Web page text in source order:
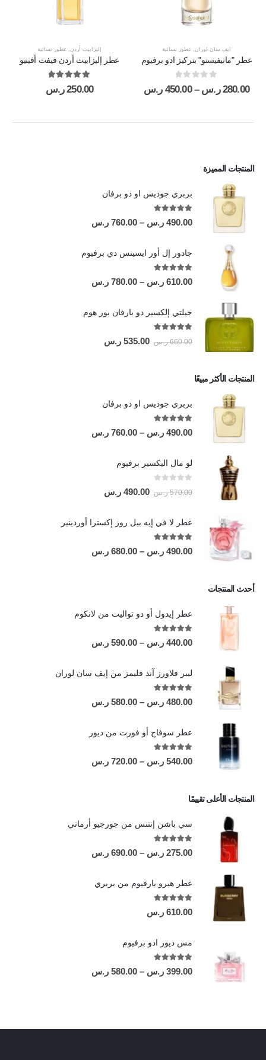
ايف سان لوران, عطور نسائية
عطر "مانيفيستو" بتركيز ادو برفيوم
280.00 ر.س –
450.00 ر.س
إليزابيث أردن, عطور نسائية
عطر إليزابيث أردن فيفث أفينيو
5.00
out of 5
250.00 ر.س
المنتجات المميزة
بربري جوديس او دو برفان
490.00 ر.س –
760.00 ر.س
جادور إل أور ايسينس دي برفيوم
610.00 ر.س –
780.00 ر.س
جيلتي إلكسير دو بارفان بور هوم
660.00 ر.س 535.00 ر.س
المنتجات الأكثر مبيعًا
بربري جوديس او دو برفان
490.00 ر.س –
760.00 ر.س
لو مال اليكسير برفيوم
570.00 ر.س 490.00 ر.س
عطر لا في إيه بيل روز إكسترا أوردينير
490.00 ر.س –
680.00 ر.س
أحدث المنتجات
عطر إيدول أو دو تواليت من لانكوم
440.00 ر.س –
590.00 ر.س
ليبر فلاورز آند فليمز من إيف سان لوران
480.00 ر.س –
580.00 ر.س
عطر سوفاج أو فورت من ديور
540.00 ر.س –
720.00 ر.س
المنتجات الأعلى تقييمًا
سي باشن إنتنس من جورجيو أرماني
275.00 ر.س –
690.00 ر.س
عطر هيرو بارفيوم من بربري
610.00 ر.س
مس ديور ادو برفيوم
399.00 ر.س –
580.00 ر.س